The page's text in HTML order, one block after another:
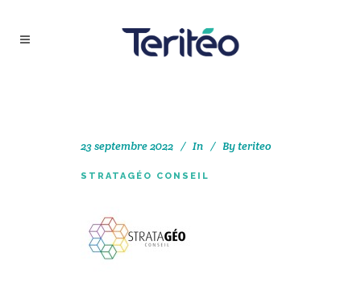
23 septembre 2022 In Byteriteo
STRATAGÉO CONSEIL